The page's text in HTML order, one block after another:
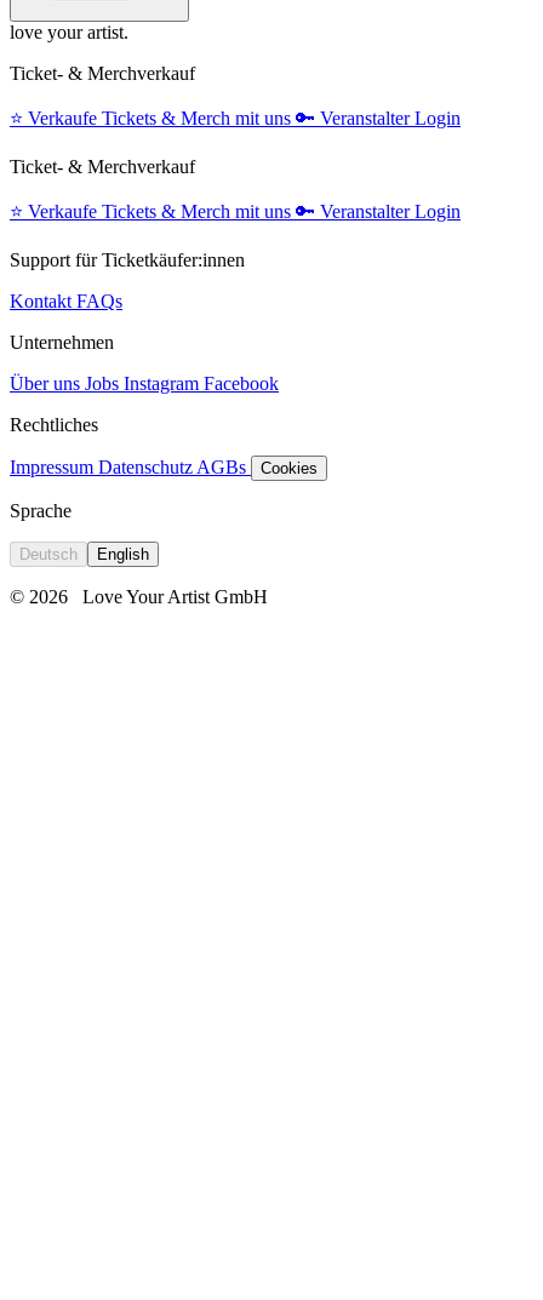
love your artist.
Ticket- & Merchverkauf
⭐️ Verkaufe Tickets & Merch mit uns 🔑 Veranstalter Login
Ticket- & Merchverkauf
⭐️ Verkaufe Tickets & Merch mit uns 🔑 Veranstalter Login
Support für Ticketkäufer:innen
Kontakt FAQs
Unternehmen
Über uns Jobs Instagram Facebook
Rechtliches
Impressum Datenschutz AGBs Cookies
Sprache
Deutsch English
© 2026 Love Your Artist GmbH